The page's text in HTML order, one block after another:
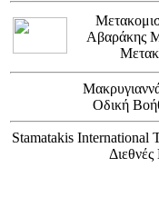
Αβαράκης
Οδική
Stamatakis International